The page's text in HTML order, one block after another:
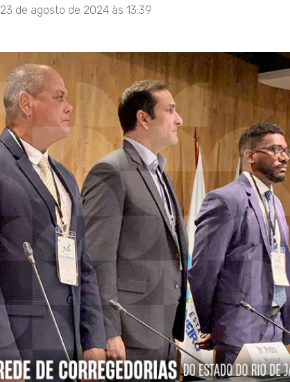
23 de agosto de 2024 às 13:39